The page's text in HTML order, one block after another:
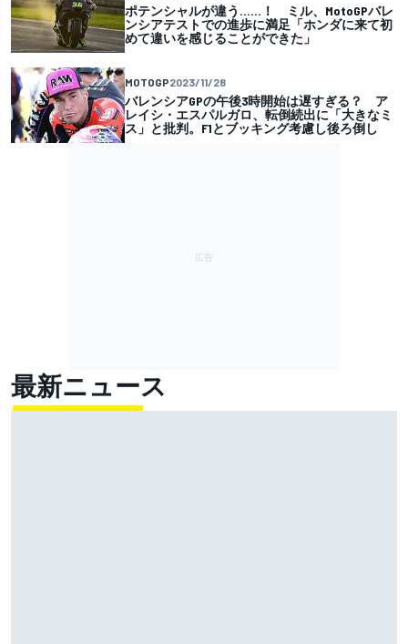
ポテンシャルが違う……！ ミル、MotoGPバレ
ンシアテストでの進歩に満足「ホンダに来て初
めて違いを感じることができた」
MOTOGP2023/11/28
バレンシアGPの午後3時開始は遅すぎる？ ア
レイシ・エスパルガロ、転倒続出に「大きなミ
ス」と批判。F1とブッキング考慮し後ろ倒し
最新ニュース